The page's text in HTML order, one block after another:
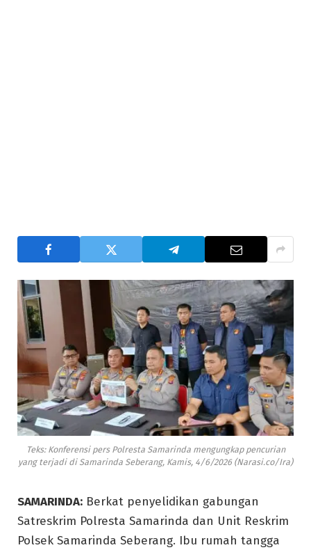
Teks: Konferensi pers Polresta Samarinda mengungkap pencurian
yang terjadi di Samarinda Seberang, Kamis, 4/6/2026 (Narasi.co/Ira)
SAMARINDA: Berkat penyelidikan gabungan
Satreskrim Polresta Samarinda dan Unit Reskrim
Polsek Samarinda Seberang. Ibu rumah tangga